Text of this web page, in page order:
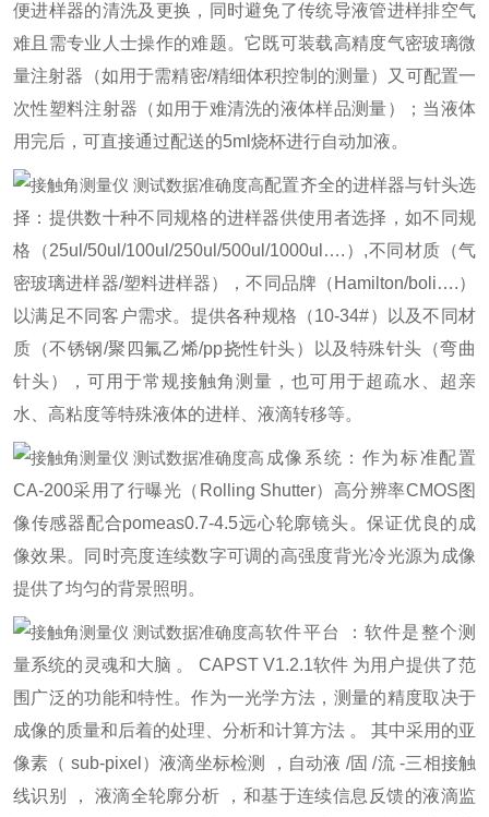
便进样器的清洗及更换，同时避免了传统导液管进样排空气
难且需专业人士操作的难题。它既可装载高精度气密玻璃微
量注射器（如用于需精密/精细体积控制的测量）又可配置一
次性塑料注射器（如用于难清洗的液体样品测量）；当液体
用完后，可直接通过配送的5ml烧杯进行自动加液。
配置齐全的进样器与针头选
择：提供数十种不同规格的进样器供使用者选择，如不同规
格（25ul/50ul/100ul/250ul/500ul/1000ul….）,不同材质（气
密玻璃进样器/塑料进样器），不同品牌（Hamilton/boli….）
以满足不同客户需求。提供各种规格（10-34#）以及不同材
质（不锈钢/聚四氟乙烯/pp挠性针头）以及特殊针头（弯曲
针头），可用于常规接触角测量，也可用于超疏水、超亲
水、高粘度等特殊液体的进样、液滴转移等。
成像系统：作为标准配置
CA-200采用了行曝光（Rolling Shutter）高分辨率CMOS图
像传感器配合pomeas0.7-4.5远心轮廓镜头。保证优良的成
像效果。同时亮度连续数字可调的高强度背光冷光源为成像
提供了均匀的背景照明。
软件平台 ：软件是整个测
量系统的灵魂和大脑 。 CAPST V1.2.1软件 为用户提供了范
围广泛的功能和特性。作为一光学方法，测量的精度取决于
成像的质量和后着的处理、分析和计算方法 。 其中采用的亚
像素（ sub-pixel）液滴坐标检测 ，自动液 /固 /流 -三相接触
线识别 ， 液滴全轮廓分析 ，和基于连续信息反馈的液滴监